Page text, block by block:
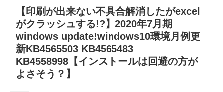
【印刷が出来ない不具合解消したがexcel
がクラッシュする!?】2020年7月期
windows update!windows10環境月例更
新KB4565503 KB4565483
KB4558998【インストールは回避の方が
よさそう？】